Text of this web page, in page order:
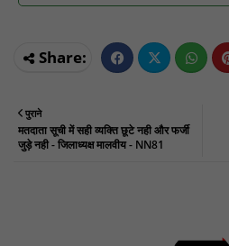
पुराने
मतदाता सूची में सही व्यक्ति छूटे नही और फर्जी
जुड़े नही - जिलाध्यक्ष मालवीय - NN81